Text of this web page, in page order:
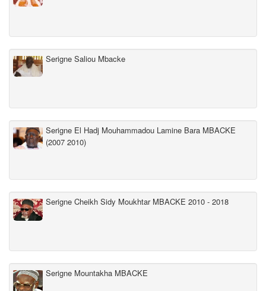
Serigne Saliou Mbacke
Serigne El Hadj Mouhammadou Lamine Bara MBACKE
(2007 2010)
Serigne Cheikh Sidy Moukhtar MBACKE 2010 - 2018
Serigne Mountakha MBACKE